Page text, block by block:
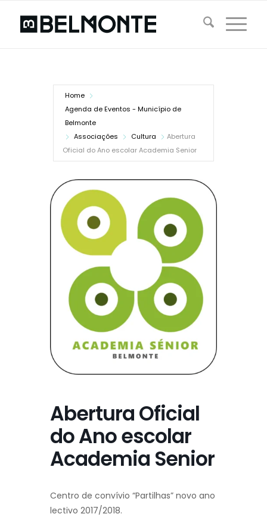
Home
Agenda de Eventos - Município de
Belmonte
Associações
Cultura
Abertura
Oficial do Ano escolar Academia Senior
Abertura Oficial
do Ano escolar
Academia Senior
Centro de convívio “Partilhas” novo ano
lectivo 2017/2018.